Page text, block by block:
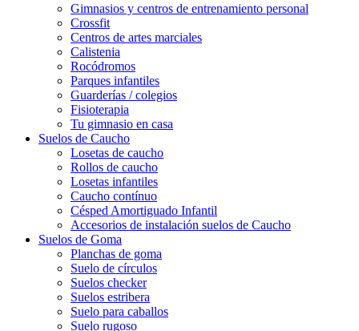
Gimnasios y centros de entrenamiento personal
Crossfit
Centros de artes marciales
Calistenia
Rocódromos
Parques infantiles
Guarderías / colegios
Fisioterapia
Tu gimnasio en casa
Suelos de Caucho
Losetas de caucho
Rollos de caucho
Losetas infantiles
Caucho contínuo
Césped Amortiguado Infantil
Accesorios de instalación suelos de Caucho
Suelos de Goma
Planchas de goma
Suelo de círculos
Suelos checker
Suelos estribera
Suelo para caballos
Suelo rugoso